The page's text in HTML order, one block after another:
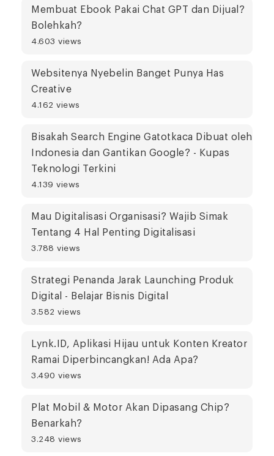
Membuat Ebook Pakai Chat GPT dan Dijual?
Bolehkah?
4.603 views
Websitenya Nyebelin Banget Punya Has
Creative
4.162 views
Bisakah Search Engine Gatotkaca Dibuat oleh
Indonesia dan Gantikan Google? - Kupas
Teknologi Terkini
4.139 views
Mau Digitalisasi Organisasi? Wajib Simak
Tentang 4 Hal Penting Digitalisasi
3.788 views
Strategi Penanda Jarak Launching Produk
Digital - Belajar Bisnis Digital
3.582 views
Lynk.ID, Aplikasi Hijau untuk Konten Kreator
Ramai Diperbincangkan! Ada Apa?
3.490 views
Plat Mobil & Motor Akan Dipasang Chip?
Benarkah?
3.248 views